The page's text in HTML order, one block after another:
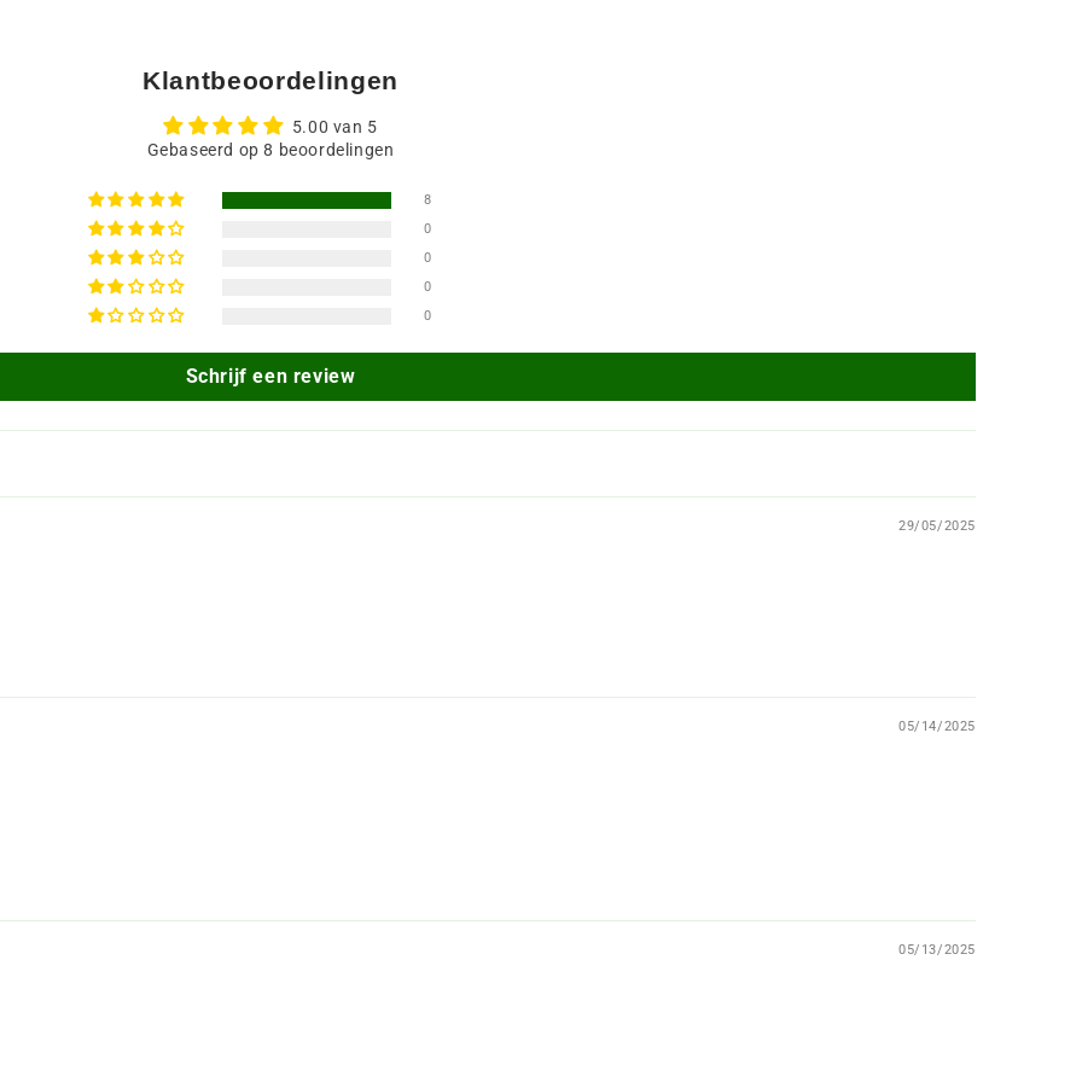
Klantbeoordelingen
5.00 van 5
Gebaseerd op 8 beoordelingen
8
0
0
0
0
Schrijf een review
29/05/2025
05/14/2025
05/13/2025